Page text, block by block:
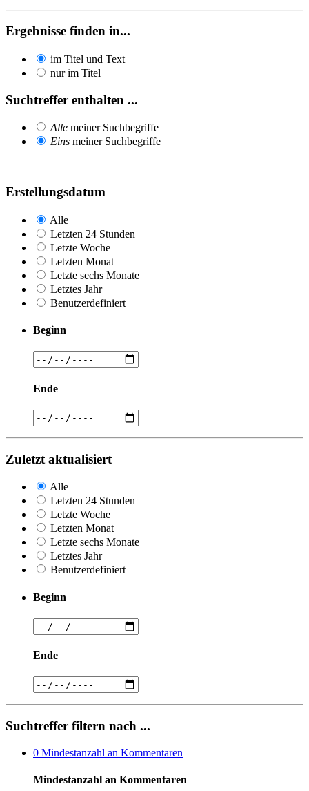
Ergebnisse finden in...
im Titel und Text
nur im Titel
Suchtreffer enthalten ...
Alle meiner Suchbegriffe
Eins meiner Suchbegriffe
Erstellungsdatum
Alle
Letzten 24 Stunden
Letzte Woche
Letzten Monat
Letzte sechs Monate
Letztes Jahr
Benutzerdefiniert
Beginn
Ende
Zuletzt aktualisiert
Alle
Letzten 24 Stunden
Letzte Woche
Letzten Monat
Letzte sechs Monate
Letztes Jahr
Benutzerdefiniert
Beginn
Ende
Suchtreffer filtern nach ...
0 Mindestanzahl an Kommentaren
Mindestanzahl an Kommentaren